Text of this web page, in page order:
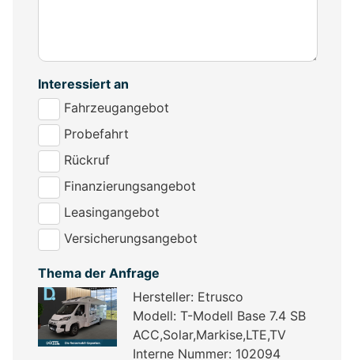
Interessiert an
Fahrzeugangebot
Probefahrt
Rückruf
Finanzierungsangebot
Leasingangebot
Versicherungsangebot
Thema der Anfrage
Hersteller: Etrusco
Modell: T-Modell Base 7.4 SB
ACC,Solar,Markise,LTE,TV
Interne Nummer: 102094